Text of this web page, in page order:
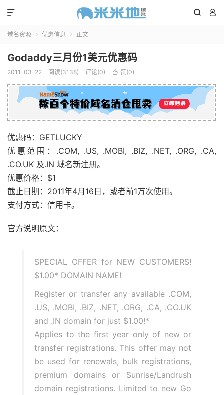
 

域名资源  优惠信息  正文
Godaddy三月份1美元优惠码
2011-03-22 阅读(3138) 评论(0)  赞(0)
优惠码：GETLUCKY
优惠范围：.COM, .US, .MOBI, .BIZ, .NET, .ORG, .CA,
.CO.UK 及.IN 域名新注册。
优惠价格：$1
截止日期：2011年4月16日，或者前1万次使用。
支付方式：信用卡。
官方说明原文：
SPECIAL OFFER for NEW CUSTOMERS!
$1.00* DOMAIN NAME!
Register or transfer any available .COM,
.US, .MOBI, .BIZ, .NET, .ORG, .CA, .CO.UK
and .IN domain for just $1.00!*
Applies to the first year only of new or
transfer registrations. This offer may not
be used for renewals, bulk registrations,
premium domains or Sunrise/Landrush
domain registrations. Limited to new Go